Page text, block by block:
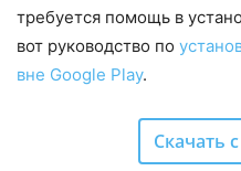
требуется помощь в
вот руководство по
вне Google Play.
Скачать